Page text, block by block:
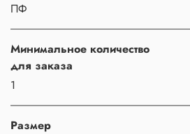
ПФ
Минимальное количество
для заказа
1
Размер